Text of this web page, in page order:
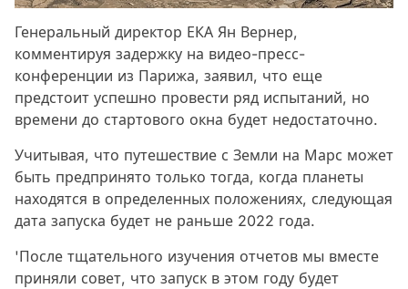
Генеральный директор ЕКА Ян Вернер,
комментируя задержку на видео-пресс-
конференции из Парижа, заявил, что еще
предстоит успешно провести ряд испытаний, но
времени до стартового окна будет недостаточно.
Учитывая, что путешествие с Земли на Марс может
быть предпринято только тогда, когда планеты
находятся в определенных положениях, следующая
дата запуска будет не раньше 2022 года.
'После тщательного изучения отчетов мы вместе
приняли совет, что запуск в этом году будет